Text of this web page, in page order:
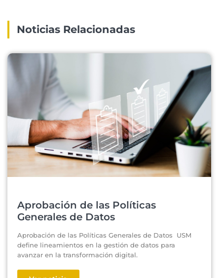
Noticias Relacionadas
Aprobación de las Políticas
Generales de Datos
Aprobación de las Políticas Generales de Datos USM
define lineamientos en la gestión de datos para
avanzar en la transformación digital.